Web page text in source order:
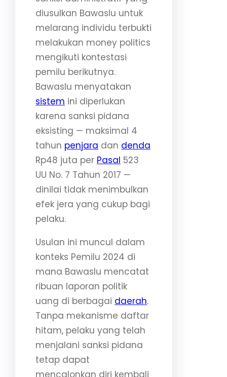
diusulkan Bawaslu untuk
melarang individu terbukti
melakukan money politics
mengikuti kontestasi
pemilu berikutnya.
Bawaslu menyatakan
sistem ini diperlukan
karena sanksi pidana
eksisting — maksimal 4
tahun penjara dan denda
Rp48 juta per Pasal 523
UU No. 7 Tahun 2017 —
dinilai tidak menimbulkan
efek jera yang cukup bagi
pelaku.
Usulan ini muncul dalam
konteks Pemilu 2024 di
mana Bawaslu mencatat
ribuan laporan politik
uang di berbagai daerah.
Tanpa mekanisme daftar
hitam, pelaku yang telah
menjalani sanksi pidana
tetap dapat
mencalonkan diri kembali